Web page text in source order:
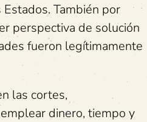
También por
perspectiva de solución
fueron legítimamente
las cortes,
dinero, tiempo y